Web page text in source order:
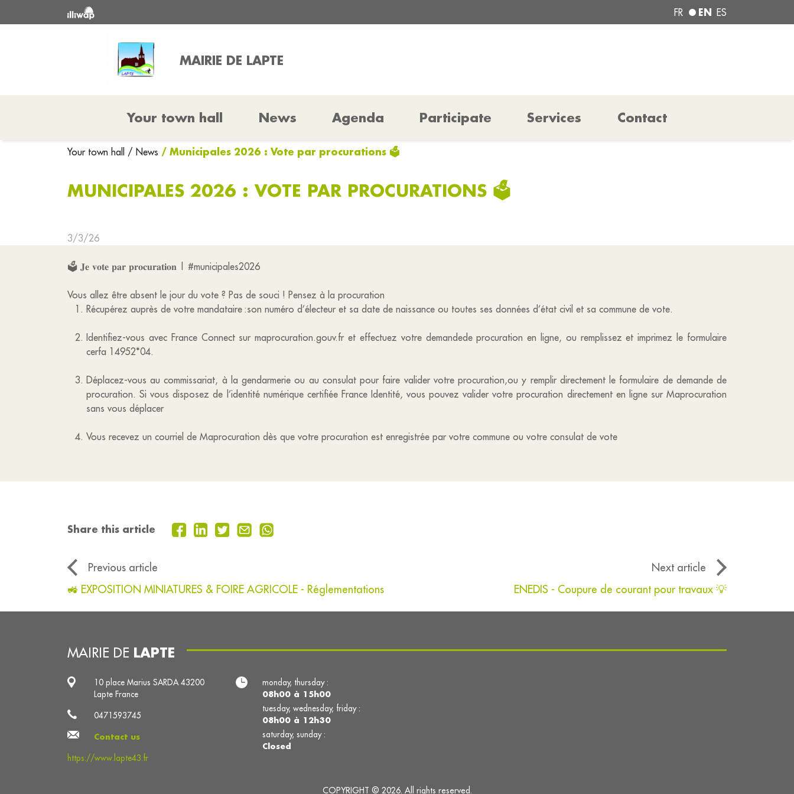
FR EN ES
MAIRIE DE LAPTE
Your town hall News Agenda Participate Services Contact
Your town hall / News / Municipales 2026 : Vote par procurations 🗳️
MUNICIPALES 2026 : VOTE PAR PROCURATIONS 🗳️
3/3/26
🗳️ 𝐉𝐞 𝐯𝐨𝐭𝐞 𝐩𝐚𝐫 𝐩𝐫𝐨𝐜𝐮𝐫𝐚𝐭𝐢𝐨𝐧 | #municipales2026
Vous allez être absent le jour du vote ? Pas de souci ! Pensez à la procuration
Récupérez auprès de votre mandataire :son numéro d’électeur et sa date de naissance ou toutes ses données d’état civil et sa commune de vote.
Identifiez-vous avec France Connect sur maprocuration.gouv.fr et effectuez votre demandede procuration en ligne, ou remplissez et imprimez le formulaire
cerfa 14952*04.
Déplacez-vous au commissariat, à la gendarmerie ou au consulat pour faire valider votre procuration,ou y remplir directement le formulaire de demande de
procuration. Si vous disposez de l’identité numérique certifiée France Identité, vous pouvez valider votre procuration directement en ligne sur Maprocuration
sans vous déplacer
Vous recevez un courriel de Maprocuration dès que votre procuration est enregistrée par votre commune ou votre consulat de vote
Share this article
Previous article
Next article
🚜 EXPOSITION MINIATURES & FOIRE AGRICOLE - Réglementations
ENEDIS - Coupure de courant pour travaux 💡
MAIRIE DE LAPTE
10 place Marius SARDA 43200
Lapte France
0471593745
Contact us
https://www.lapte43.fr
monday, thursday :
08h00 à 15h00
tuesday, wednesday, friday :
08h00 à 12h30
saturday, sunday :
Closed
COPYRIGHT © 2026. All rights reserved.